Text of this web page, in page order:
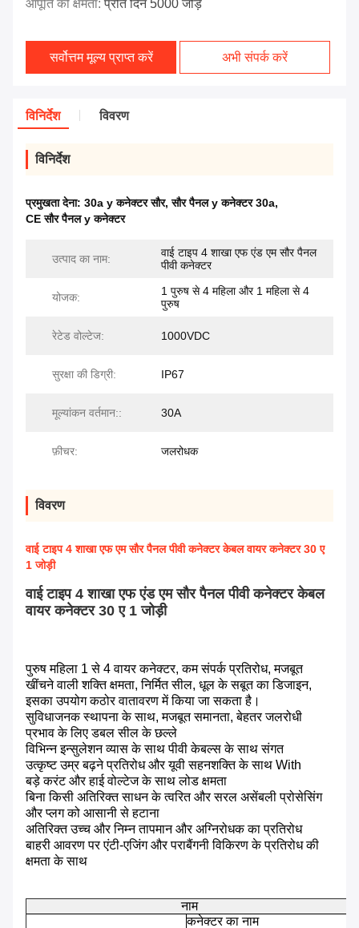
आपूर्ति की क्षमता:प्रति दिन 5000 जोड़े
सर्वोत्तम मूल्य प्राप्त करें अभी संपर्क करें
विनिर्देश विवरण
विनिर्देश
प्रमुखता देना: 30a y कनेक्टर सौर,सौर पैनल y कनेक्टर 30a,
CE सौर पैनल y कनेक्टर
उत्पाद का नाम:
वाई टाइप 4 शाखा एफ एंड एम सौर पैनल
पीवी कनेक्टर
योजक:
1 पुरुष से 4 महिला और 1 महिला से 4
पुरुष
रेटेड वोल्टेज: 1000VDC
सुरक्षा की डिग्री: IP67
मूल्यांकन वर्तमान:: 30A
फ़ीचर: जलरोधक
विवरण
वाई टाइप 4 शाखा एफ एम सौर पैनल पीवी कनेक्टर केबल वायर कनेक्टर 30 ए
1 जोड़ी
वाई टाइप 4 शाखा एफ एंड एम सौर पैनल पीवी कनेक्टर केबल
वायर कनेक्टर 30 ए 1 जोड़ी
पुरुष महिला 1 से 4 वायर कनेक्टर, कम संपर्क प्रतिरोध, मजबूत
खींचने वाली शक्ति क्षमता, निर्मित सील, धूल के सबूत का डिजाइन,
इसका उपयोग कठोर वातावरण में किया जा सकता है।
सुविधाजनक स्थापना के साथ, मजबूत समानता, बेहतर जलरोधी
प्रभाव के लिए डबल सील के छल्ले
विभिन्न इन्सुलेशन व्यास के साथ पीवी केबल्स के साथ संगत
उत्कृष्ट उम्र बढ़ने प्रतिरोध और यूवी सहनशक्ति के साथ With
बड़े करंट और हाई वोल्टेज के साथ लोड क्षमता
बिना किसी अतिरिक्त साधन के त्वरित और सरल असेंबली प्रोसेसिंग
और प्लग को आसानी से हटाना
अतिरिक्त उच्च और निम्न तापमान और अग्निरोधक का प्रतिरोध
बाहरी आवरण पर एंटी-एजिंग और पराबैंगनी विकिरण के प्रतिरोध की
क्षमता के साथ
नाम
कनेक्टर का नाम